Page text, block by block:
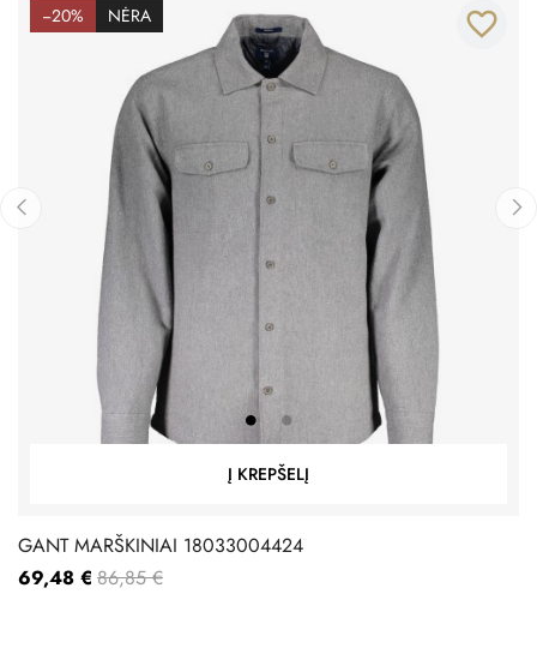
−20% NĖRA
Į KREPŠELĮ
favorite_border
GANT MARŠKINIAI 18033004424
69,48 € 86,85 €